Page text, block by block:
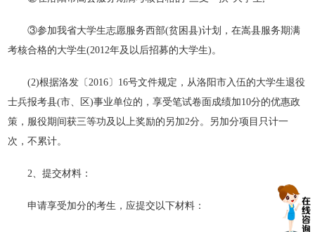
③参加我省大学生志愿服务西部(贫困县)计划，在嵩县服务期满
考核合格的大学生(2012年及以后招募的大学生)。
(2)根据洛发〔2016〕16号文件规定，从洛阳市入伍的大学生退役
士兵报考县(市、区)事业单位的，享受笔试卷面成绩加10分的优惠政
策，服役期间获三等功及以上奖励的另加2分。另加分项目只计一
次，不累计。
2、提交材料：
申请享受加分的考生，应提交以下材料：